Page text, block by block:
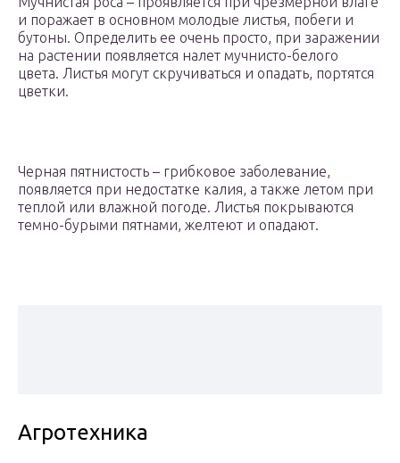
и поражает в основном молодые листья, побеги и
бутоны. Определить ее очень просто, при заражении
на растении появляется налет мучнисто-белого
цвета. Листья могут скручиваться и опадать, портятся
цветки.
Черная пятнистость – грибковое заболевание,
появляется при недостатке калия, а также летом при
теплой или влажной погоде. Листья покрываются
темно-бурыми пятнами, желтеют и опадают.
Агротехника